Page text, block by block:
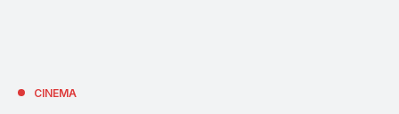
CINEMA